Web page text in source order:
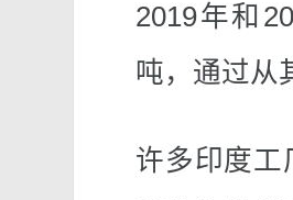
2019年和
吨，通过从
许多印度工